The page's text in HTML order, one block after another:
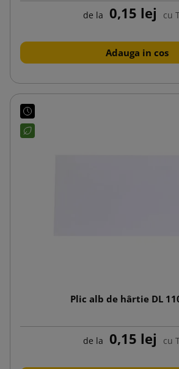
de la 0,15 lej cu
Adauga in cos
Plic alb de hârtie DL
de la 0,15 lej cu